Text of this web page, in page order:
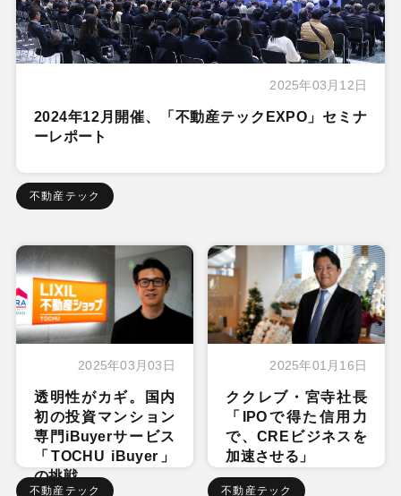
2025年03月12日
2024年12月開催、「不動産テックEXPO」セミナ
ーレポート
不動産テック
2025年03月03日
透明性がカギ。国内
初の投資マンション
専門iBuyerサービス
「TOCHU iBuyer」
の挑戦
不動産テック
2025年01月16日
ククレブ・宮寺社長
「IPOで得た信用力
で、CREビジネスを
加速させる」
不動産テック